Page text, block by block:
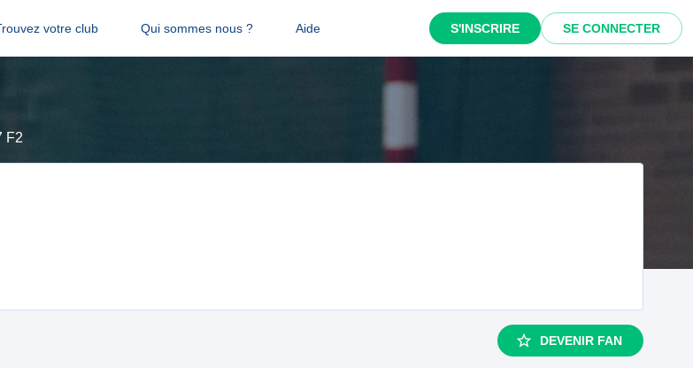
votre club Qui sommes nous ? Aide S'INSCRIRE SE CONNECTER
F2
DEVENIR FAN